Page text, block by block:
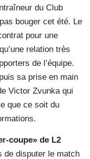
du Club
bouger cet été. Le
pour une
relation très
de l’équipe.
sa prise en main
Victor Zvunka qui
que ce soit du
coupe» de L2
de disputer le match